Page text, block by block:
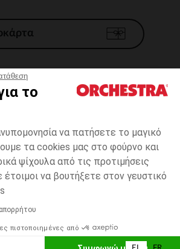
το
να πατήσετε το μαγικό
τα cookies μας στο φούρνο και
ψίχουλα από τις προτιμήσεις
έτοιμοι να βουτήξετε στον γευστικό
πιστοποιημένες από
one
πληρωμής με
ΣΤΟ ΚΑΛΆΘΙ
Γενικοί 'Οροι Πώλησης
*Εμπορικες προσφορες
Προσωπικά δεδομένα
Διαχείρηση των cookies
μη συμμορφούμενη
στον κωδικά δεοντολογίας και στο σύστημα
Ομοσπονδίας Ηλεκτρονικού Εμπορίου.